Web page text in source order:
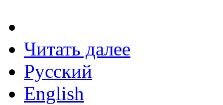
Читать далее
Русский
English